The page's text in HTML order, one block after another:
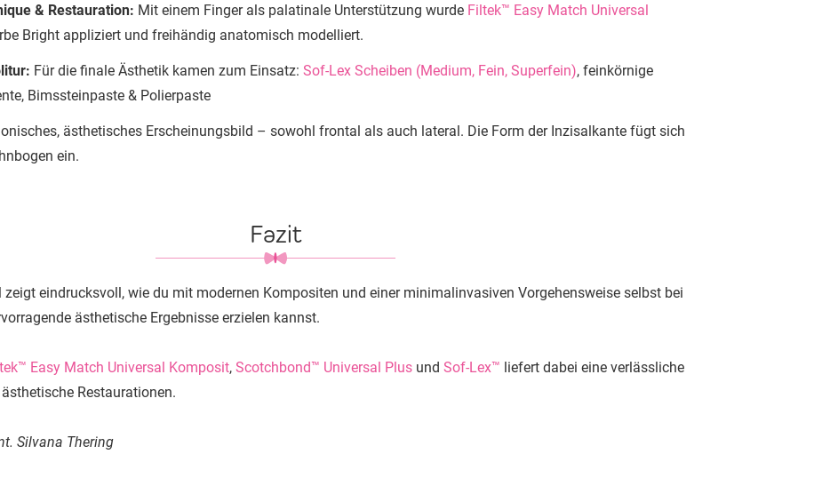
& Restauration: Mit einem Finger als palatinale Unterstützung wurde Filtek™ Easy Match Universal
Bright appliziert und freihändig anatomisch modelliert.
Für die finale Ästhetik kamen zum Einsatz: Sof-Lex Scheiben (Medium, Fein, Superfein), feinkörnige
Bimssteinpaste & Polierpaste
ästhetisches Erscheinungsbild – sowohl frontal als auch lateral. Die Form der Inzisalkante fügt sich
ein.
Fazit
zeigt eindrucksvoll, wie du mit modernen Kompositen und einer minimalinvasiven Vorgehensweise selbst bei
ästhetische Ergebnisse erzielen kannst.
Easy Match Universal Komposit, Scotchbond™ Universal Plus und Sof-Lex™ liefert dabei eine verlässliche
Restaurationen.
Silvana Thering